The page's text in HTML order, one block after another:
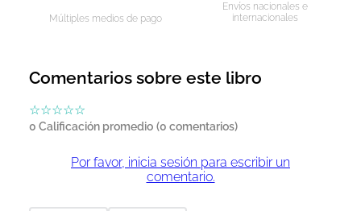
Múltiples medios de pago
Envíos nacionales e
internacionales
Comentarios sobre este libro
☆☆☆☆☆
0 Calificación promedio (0 comentarios)
Por favor, inicia sesión para escribir un
comentario.